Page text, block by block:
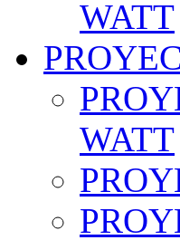
WATT
WATT